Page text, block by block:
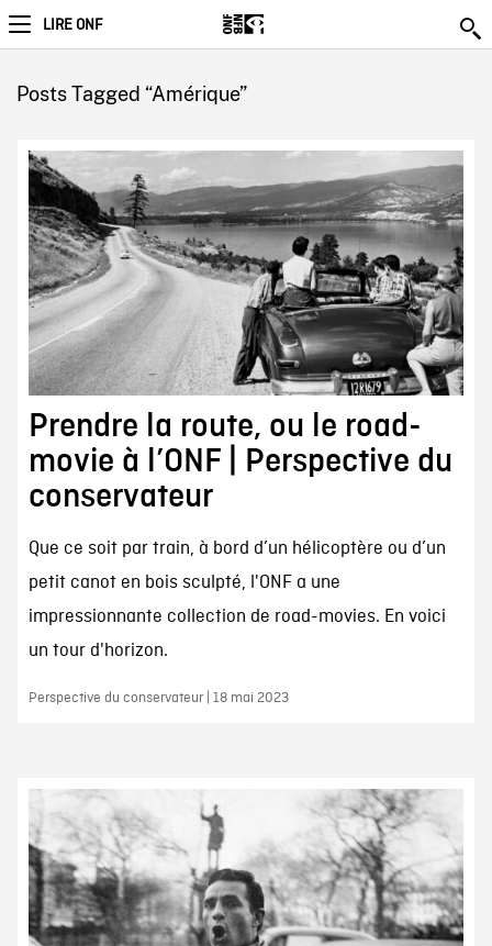
LIRE ONF
Posts Tagged “Amérique”
Prendre la route, ou le road-
movie à l’ONF | Perspective du
conservateur
Que ce soit par train, à bord d’un hélicoptère ou d’un
petit canot en bois sculpté, l'ONF a une
impressionnante collection de road-movies. En voici
un tour d'horizon.
Perspective du conservateur | 18 mai 2023